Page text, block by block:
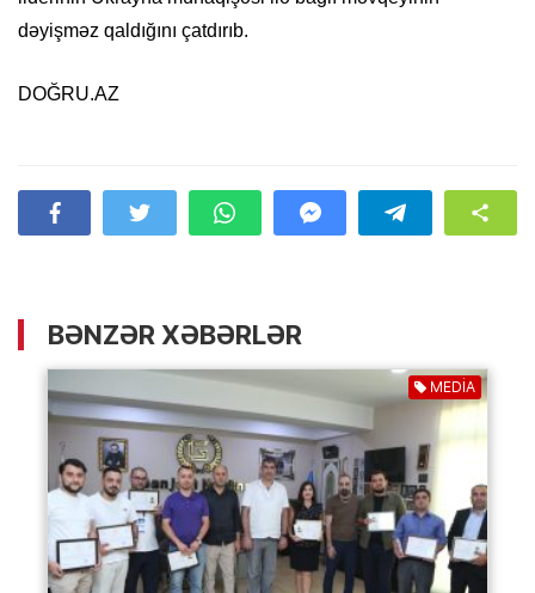
dəyişməz qaldığını çatdırıb.
DOĞRU.AZ
BƏNZƏR XƏBƏRLƏR
MEDİA